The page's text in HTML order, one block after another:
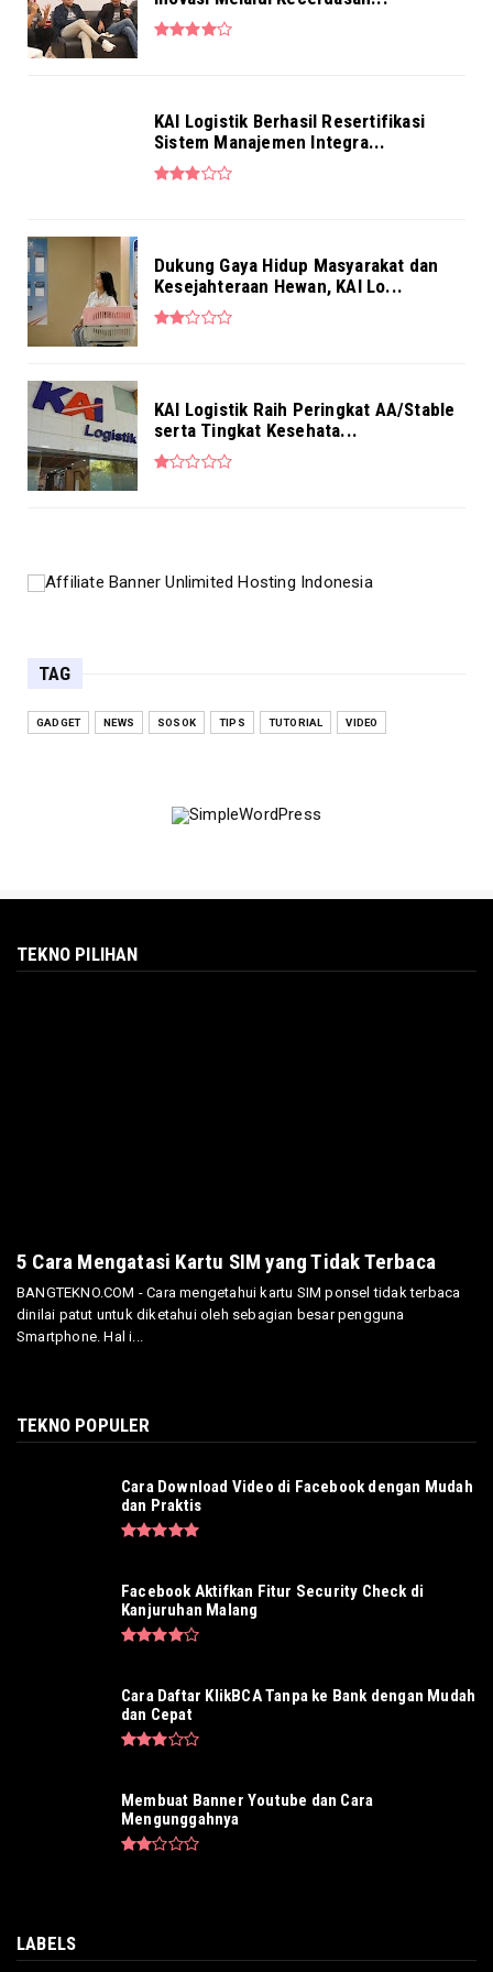
NEWS
Pekerja BRI Region 6 Gelar Pengajian
KAI Logistik Berhasil Resertifikasi
Sistem Manajemen Integra...
Dukung Gaya Hidup Masyarakat dan
Kesejahteraan Hewan, KAI Lo...
KAI Logistik Raih Peringkat AA/Stable
serta Tingkat Kesehata...
TAG
GADGET NEWS SOSOK TIPS TUTORIAL VIDEO
TEKNO PILIHAN
5 Cara Mengatasi Kartu SIM yang Tidak Terbaca
BANGTEKNO.COM - Cara mengetahui kartu SIM ponsel tidak terbaca
dinilai patut untuk diketahui oleh sebagian besar pengguna
Smartphone. Hal i...
TEKNO POPULER
Cara Download Video di Facebook dengan Mudah
dan Praktis
Facebook Aktifkan Fitur Security Check di
Kanjuruhan Malang
Cara Daftar KlikBCA Tanpa ke Bank dengan Mudah
dan Cepat
Membuat Banner Youtube dan Cara
Mengunggahnya
LABELS